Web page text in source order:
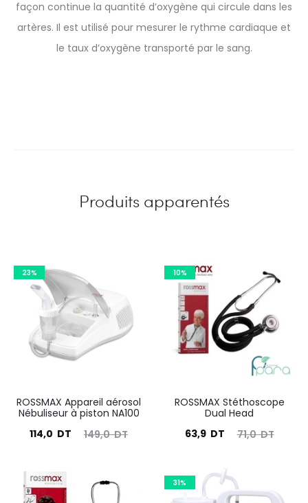
façon continue la quantité d’oxygène qui circule dans les
artères. Il est utilisé pour mesurer le rythme cardiaque et
le taux d’oxygène transporté par le sang.
Produits apparentés
23%
ROSSMAX Appareil aérosol
Nébuliseur à piston NA100
149,0DT
Le
initial
était :
114,0 DT
Le
est :
10%
ROSSMAX Stéthoscope
Dual Head
71,0DT
Le
initial
était :
63,9 DT
actuel
31%